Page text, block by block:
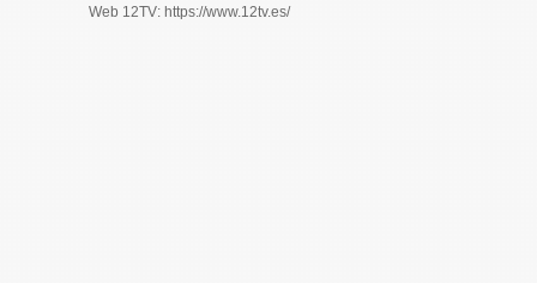
Web 12TV: https://www.12tv.es/